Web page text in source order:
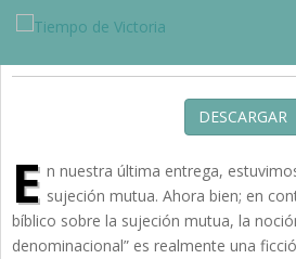
Estudios »
DESCARGAR
E n nuestra última entrega,
sujeción mutua. Ahora bien; en
bíblico sobre la sujeción mutua, la
denominacional” es realmente una